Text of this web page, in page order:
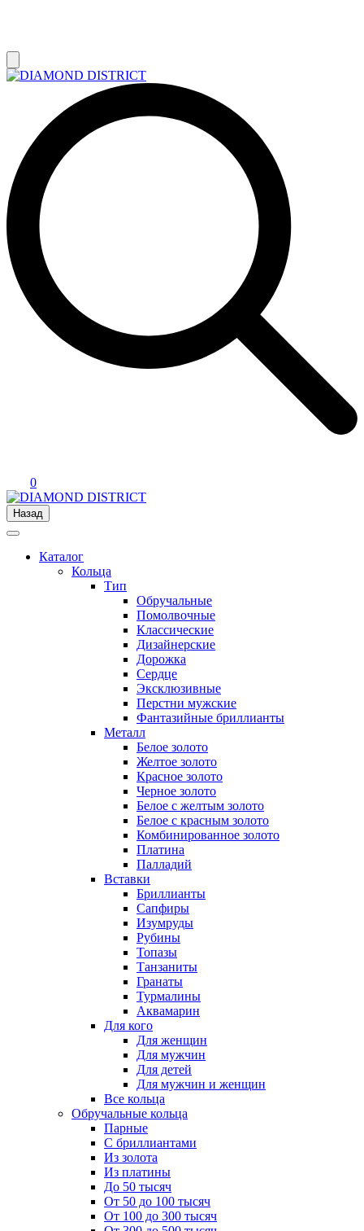
0
Назад
Каталог
Кольца
Тип
Обручальные
Помолвочные
Классические
Дизайнерские
Дорожка
Сердце
Эксклюзивные
Перстни мужские
Фантазийные бриллианты
Металл
Белое золото
Желтое золото
Красное золото
Черное золото
Белое с желтым золото
Белое с красным золото
Комбинированное золото
Платина
Палладий
Вставки
Бриллианты
Сапфиры
Изумруды
Рубины
Топазы
Танзаниты
Гранаты
Турмалины
Аквамарин
Для кого
Для женщин
Для мужчин
Для детей
Для мужчин и женщин
Все кольца
Обручальные кольца
Парные
С бриллиантами
Из золота
Из платины
До 50 тысяч
От 50 до 100 тысяч
От 100 до 300 тысяч